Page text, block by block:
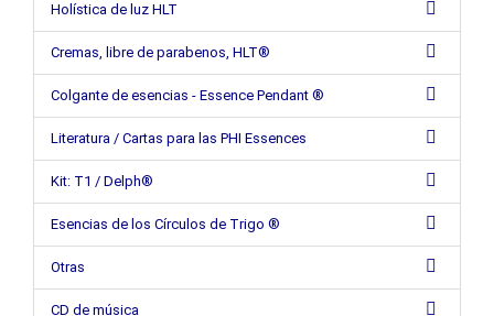
Holística de luz HLT
Cremas, libre de parabenos, HLT®
Colgante de esencias - Essence Pendant ®
Literatura / Cartas para las PHI Essences
Kit: T1 / Delph®
Esencias de los Círculos de Trigo ®
Otras
CD de música